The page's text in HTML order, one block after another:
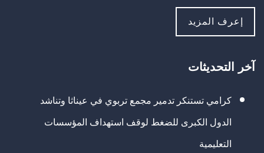
إعرف المزيد
آخر التحديثات
كرامي تستنكر تدمير مجمع تربوي في عيناثا وتناشد
الدول الكبرى للضغط لوقف استهداف المؤسسات
التعليمية